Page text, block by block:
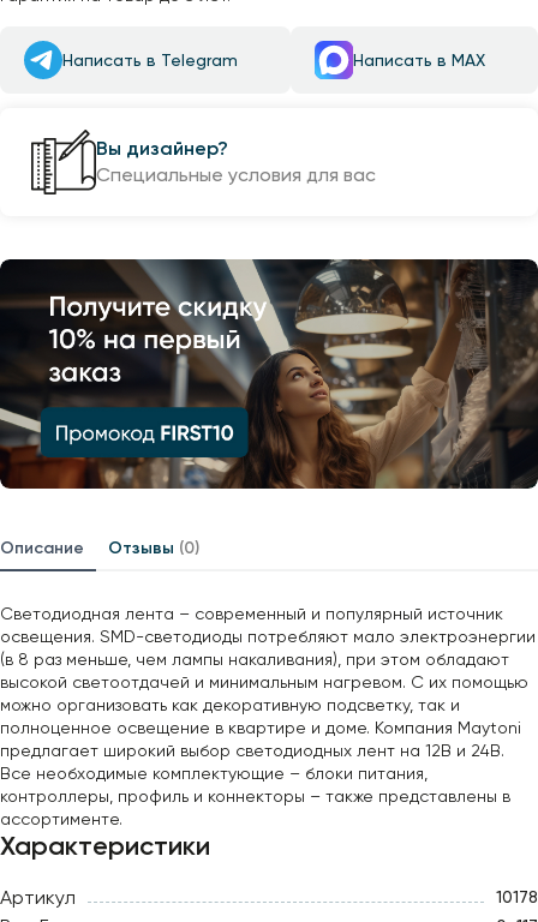
Написать в Telegram Написать в MAX
Вы дизайнер?
Специальные условия для вас
Описание Отзывы (0)
Светодиодная лента – современный и популярный источник
освещения. SMD-светодиоды потребляют мало электроэнергии
(в 8 раз меньше, чем лампы накаливания), при этом обладают
высокой светоотдачей и минимальным нагревом. С их помощью
можно организовать как декоративную подсветку, так и
полноценное освещение в квартире и доме. Компания Maytoni
предлагает широкий выбор светодиодных лент на 12В и 24В.
Все необходимые комплектующие – блоки питания,
контроллеры, профиль и коннекторы – также представлены в
ассортименте.
Характеристики
Артикул 10178